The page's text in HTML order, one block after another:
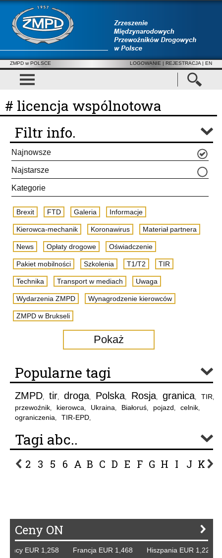
ZMPD w POLSCE LOGOWANIE | REJESTRACJA | EN
# licencja wspólnotowa
Filtr info.
Najnowsze
Najstarsze
Kategorie
Brexit FTD Galeria Informacje
Kierowca-mechanik Koronawirus Materiał partnera
News Opłaty drogowe Oświadczenie
Pakiet mobilności Szkolenia T1/T2 TIR
Technika Transport w mediach Uwaga
Wydarzenia ZMPD Wynagrodzenie kierowców
ZMPD w Brukseli
Pokaż
Popularne tagi
ZMPD, tir, droga, Polska, Rosja, granica, TIR,
przewoźnik, kierowca, Ukraina, Białoruś, pojazd, celnik,
ograniczenia, TIR-EPD,
Tagi abc..
2 3 5 6 A B C D E F G H I J K L
Ceny ON
EUR 1,258 Francja EUR 1,468 Hiszpania EUR